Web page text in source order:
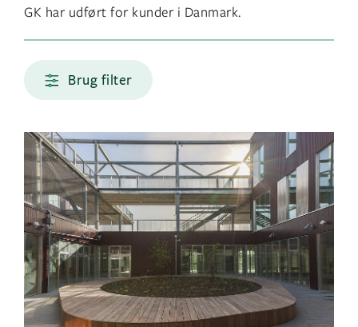
GK har udført for kunder i Danmark.
Brug filter